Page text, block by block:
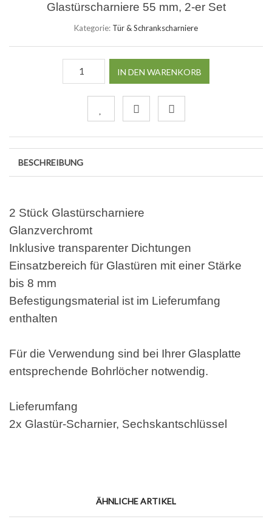
Glastürscharniere 55 mm, 2-er Set
Kategorie: Tür & Schrankscharniere
IN DEN WARENKORB
BESCHREIBUNG
2 Stück Glastürscharniere
Glanzverchromt
Inklusive transparenter Dichtungen
Einsatzbereich für Glastüren mit einer Stärke
bis 8 mm
Befestigungsmaterial ist im Lieferumfang
enthalten
Für die Verwendung sind bei Ihrer Glasplatte
entsprechende Bohrlöcher notwendig.
Lieferumfang
2x Glastür-Scharnier, Sechskantschlüssel
ÄHNLICHE ARTIKEL